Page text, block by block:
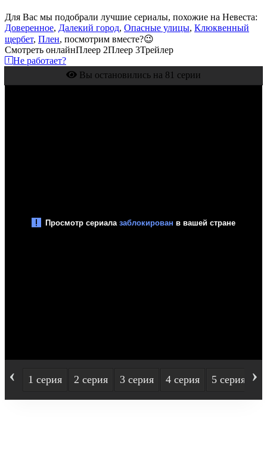
Для Вас мы подобрали лучшие сериалы, похожие на Невеста:
Доверенное, Далекий город, Опасные улицы, Клюквенный
щербет, Плен, посмотрим вместе?😉
Смотреть онлайнПлеер 2Плеер 3Трейлер
Не работает?
Вы остановились на 81 серии
‹ 1 серия 2 серия 3 серия 4 серия 5 серия ›